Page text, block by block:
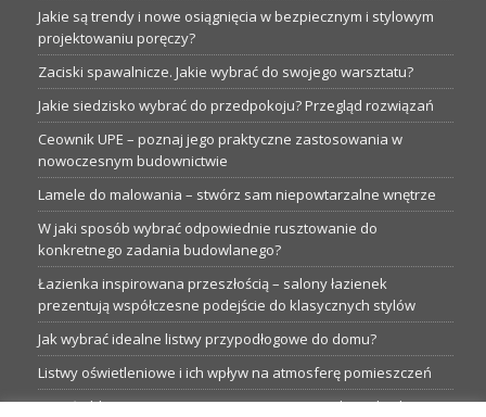
Jakie są trendy i nowe osiągnięcia w bezpiecznym i stylowym
projektowaniu poręczy?
Zaciski spawalnicze. Jakie wybrać do swojego warsztatu?
Jakie siedzisko wybrać do przedpokoju? Przegląd rozwiązań
Ceownik UPE – poznaj jego praktyczne zastosowania w
nowoczesnym budownictwie
Lamele do malowania – stwórz sam niepowtarzalne wnętrze
W jaki sposób wybrać odpowiednie rusztowanie do
konkretnego zadania budowlanego?
Łazienka inspirowana przeszłością – salony łazienek
prezentują współczesne podejście do klasycznych stylów
Jak wybrać idealne listwy przypodłogowe do domu?
Listwy oświetleniowe i ich wpływ na atmosferę pomieszczeń
Garaże blaszane: Nieocenione magazyny podczas budowy